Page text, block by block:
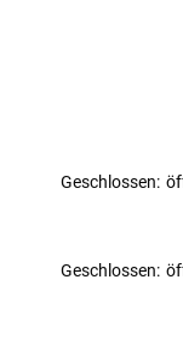
Klicken, um
Geschlossen:
Klicken, um
Geschlossen: